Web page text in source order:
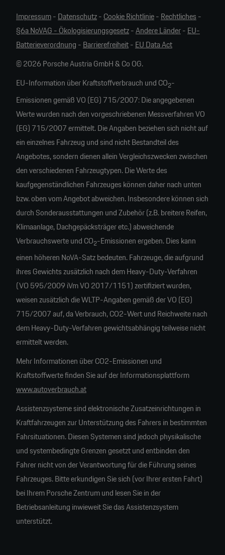
Impressum-Datenschutz-Cookie Richtlinie-Rechtliches-
§6a NoVAG - Ökologisierungsgesetz-Andere Länder-EU-
Batterieverordnung -Barrierefreiheit-EU Data Act
© 2026 Porsche Austria GmbH & Co OG.
EU-Information über Kraftstoffverbrauch und CO2-
Emissionen gemäß VO (EG) 715/2007: Die angegebenen
Werte wurden nach den vorgeschriebenen Messverfahren VO
(EG) 715/2007 ermittelt. Die Angaben beziehen sich nicht auf
ein einzelnes Fahrzeug und sind nicht Bestandteil des
Angebotes, sondern dienen allein Vergleichszwecken zwischen
den verschiedenen Fahrzeugtypen. Die Werte des
kaufgegenständlichen Fahrzeuges können daher nach unten
bzw. oben vom Angebot abweichen. Insbesondere können sich
durch Sonderausstattungen und Zubehör (z.B. breitere Reifen,
Klimaanlage, Dachgepäcksträger etc.) abweichende
Verbrauchswerte und CO2-Emissionen ergeben. Dies kann
einen höheren NoVA-Satz bedeuten. Fahrzeuge, die aufgrund
ihres Gewichts zusätzlich nach dem Heavy-Duty-Verfahren
(VO 595/2009 iVm VO 2017/1151) zertifiziert wurden,
weisen zusätzlich die WLTP-Angaben gemäß der VO (EG)
715/2007 auf, da Verbrauch, CO2-Wert und Reichweite nach
dem Heavy-Duty-Verfahren gewichtsabhängig teilweise nicht
ermittelt werden.
Mehr Informationen über CO2-Emissionen und
Kraftstoffwerte finden Sie auf der Informationsplattform
www.autoverbrauch.at
Assistenzsysteme sind elektronische Zusatzeinrichtungen in
Kraftfahrzeugen zur Unterstützung des Fahrers in bestimmten
Fahrsituationen. Diesen Systemen sind jedoch physikalische
und systembedingte Grenzen gesetzt und entbinden den
Fahrer nicht von der Verantwortung für die Führung seines
Fahrzeuges. Bitte erkundigen Sie sich (vor Ihrer ersten Fahrt)
bei Ihrem Porsche Zentrum und lesen Sie in der
Betriebsanleitung inwieweit Sie das Assistenzsystem
unterstützt.